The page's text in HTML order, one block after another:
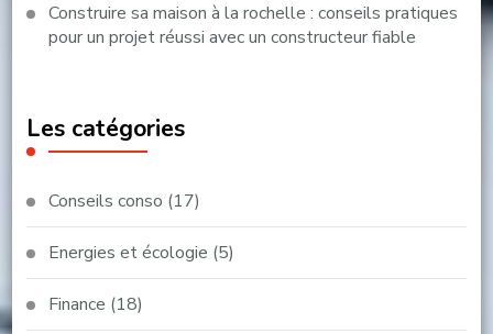
Construire sa maison à la rochelle : conseils pratiques
pour un projet réussi avec un constructeur fiable
Les catégories
Conseils conso (17)
Energies et écologie (5)
Finance (18)